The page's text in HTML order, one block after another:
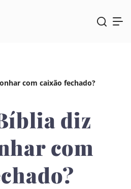
com caixão fechado?
diz
com